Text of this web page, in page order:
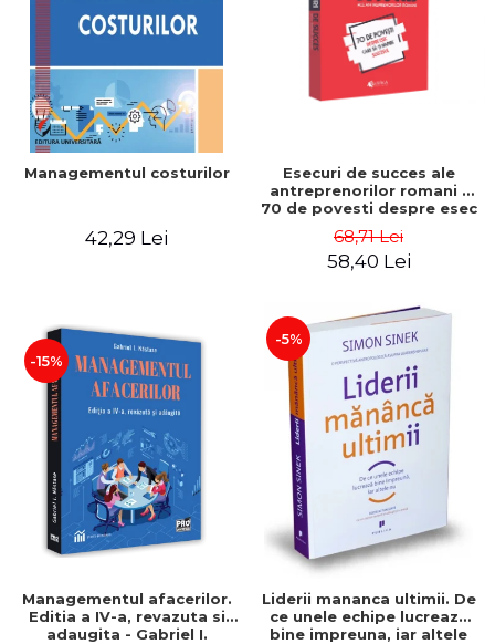
Managementul costurilor
42,29 Lei
Esecuri de succes ale
antreprenorilor romani -
70 de povesti despre esec
68,71 Lei
58,40 Lei
-15%
Managementul afacerilor.
Editia a IV-a, revazuta si
adaugita - Gabriel I.
-5%
Liderii mananca ultimii. De
ce unele echipe lucreaza
bine impreuna, iar altele